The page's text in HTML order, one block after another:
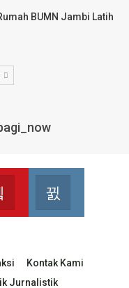
BUMN Jambi Latih
Twitter
Youtube
Join us on Youtube
Kontak Kami
Jurnalistik